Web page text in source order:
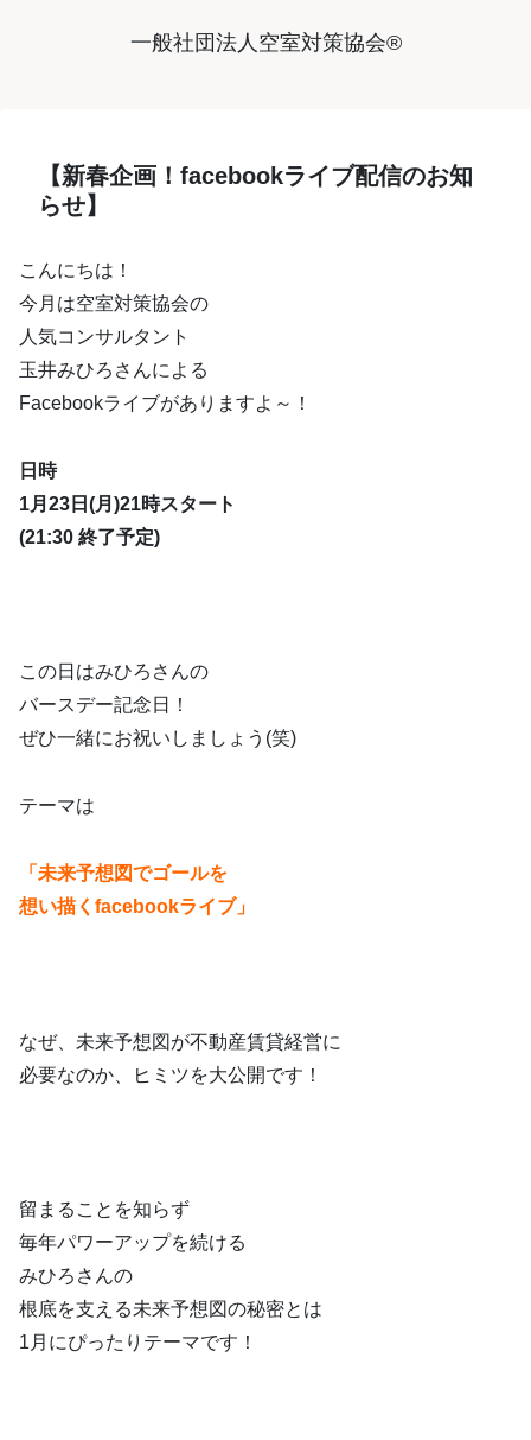
一般社団法人空室対策協会®︎
【新春企画！facebookライブ配信のお知
らせ】
こんにちは！
今月は空室対策協会の
人気コンサルタント
玉井みひろさんによる
Facebookライブがありますよ～！
日時
1月23日(月)21時スタート
(21:30 終了予定)
この日はみひろさんの
バースデー記念日！
ぜひ一緒にお祝いしましょう(笑)
テーマは
「未来予想図でゴールを
想い描くfacebookライブ」
なぜ、未来予想図が不動産賃貸経営に
必要なのか、ヒミツを大公開です！
留まることを知らず
毎年パワーアップを続ける
みひろさんの
根底を支える未来予想図の秘密とは
1月にぴったりテーマです！